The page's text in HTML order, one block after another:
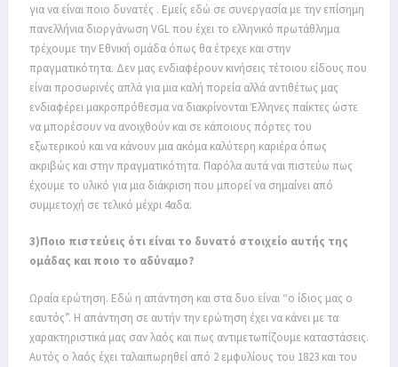
για να είναι ποιο δυνατές . Εμείς εδώ σε συνεργασία με την επίσημη
πανελλήνια διοργάνωση VGL που έχει το ελληνικό πρωτάθλημα
τρέχουμε την Εθνική ομάδα όπως θα έτρεχε και στην
πραγματικότητα. Δεν μας ενδιαφέρουν κινήσεις τέτοιου είδους που
είναι προσωρινές απλά για μια καλή πορεία αλλά αντιθέτως μας
ενδιαφέρει μακροπρόθεσμα να διακρίνονται Έλληνες παίκτες ώστε
να μπορέσουν να ανοιχθούν και σε κάποιους πόρτες του
εξωτερικού και να κάνουν μια ακόμα καλύτερη καριέρα όπως
ακριβώς και στην πραγματικότητα. Παρόλα αυτά ναι πιστεύω πως
έχουμε το υλικό για μια διάκριση που μπορεί να σημαίνει από
συμμετοχή σε τελικό μέχρι 4αδα.
3)Ποιο πιστεύεις ότι είναι το δυνατό στοιχείο αυτής της
ομάδας και ποιο το αδύναμο?
Ωραία ερώτηση. Εδώ η απάντηση και στα δυο είναι “ο ίδιος μας ο
εαυτός”. Η απάντηση σε αυτήν την ερώτηση έχει να κάνει με τα
χαρακτηριστικά μας σαν λαός και πως αντιμετωπίζουμε καταστάσεις.
Αυτός ο λαός έχει ταλαιπωρηθεί από 2 εμφυλίους του 1823 και του